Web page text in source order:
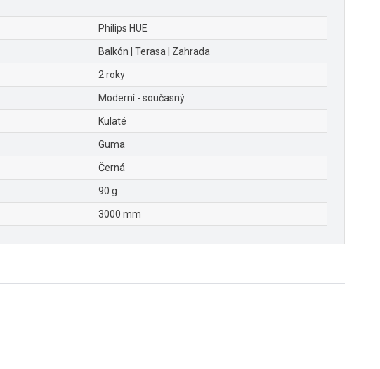
Philips HUE
Balkón | Terasa | Zahrada
2 roky
Moderní - současný
Kulaté
Guma
Černá
90 g
3000 mm